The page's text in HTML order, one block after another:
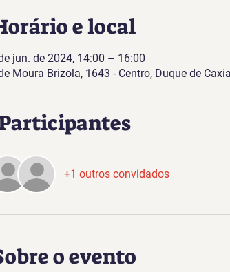
e local
jun. de 2024, 14:00 – 16:00
Moura Brizola, 1643 - Centro, Duque de
+1 outros convidados
o evento